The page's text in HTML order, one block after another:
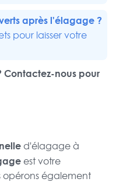
après l'élagage ?
pour laisser votre
Contactez-nous pour
d'élagage à
est votre
également